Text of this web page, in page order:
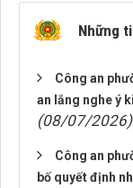
Những
Công an
an lắng nghe ý
(08/07/2026)
Công an
bố quyết định